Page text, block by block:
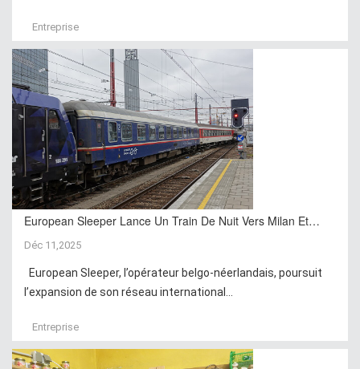
Entreprise
European Sleeper Lance Un Train De Nuit Vers Milan Et…
Déc 11,2025
European Sleeper, l’opérateur belgo-néerlandais, poursuit
l’expansion de son réseau international...
Entreprise